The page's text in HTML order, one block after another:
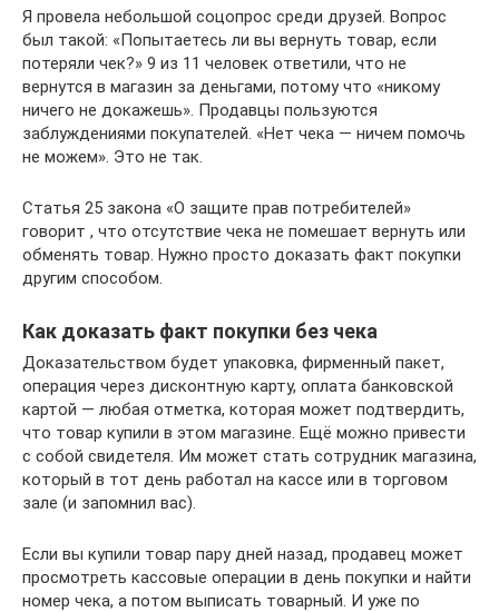
Я провела небольшой соцопрос среди друзей. Вопрос
был такой: «Попытаетесь ли вы вернуть товар, если
потеряли чек?» 9 из 11 человек ответили, что не
вернутся в магазин за деньгами, потому что «никому
ничего не докажешь». Продавцы пользуются
заблуждениями покупателей. «Нет чека — ничем помочь
не можем». Это не так.
Статья 25 закона «О защите прав потребителей»
говорит , что отсутствие чека не помешает вернуть или
обменять товар. Нужно просто доказать факт покупки
другим способом.
Как доказать факт покупки без чека
Доказательством будет упаковка, фирменный пакет,
операция через дисконтную карту, оплата банковской
картой — любая отметка, которая может подтвердить,
что товар купили в этом магазине. Ещё можно привести
с собой свидетеля. Им может стать сотрудник магазина,
который в тот день работал на кассе или в торговом
зале (и запомнил вас).
Если вы купили товар пару дней назад, продавец может
просмотреть кассовые операции в день покупки и найти
номер чека, а потом выписать товарный. И уже по